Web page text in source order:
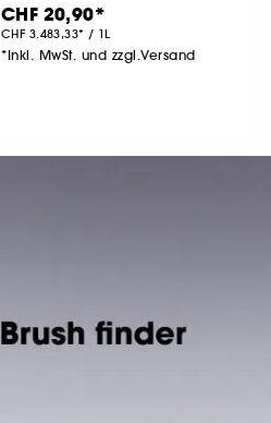
CHF 20,90
CHF 3.483,33 / 1L
*Inkl. MwSt. und zzgl.Versand